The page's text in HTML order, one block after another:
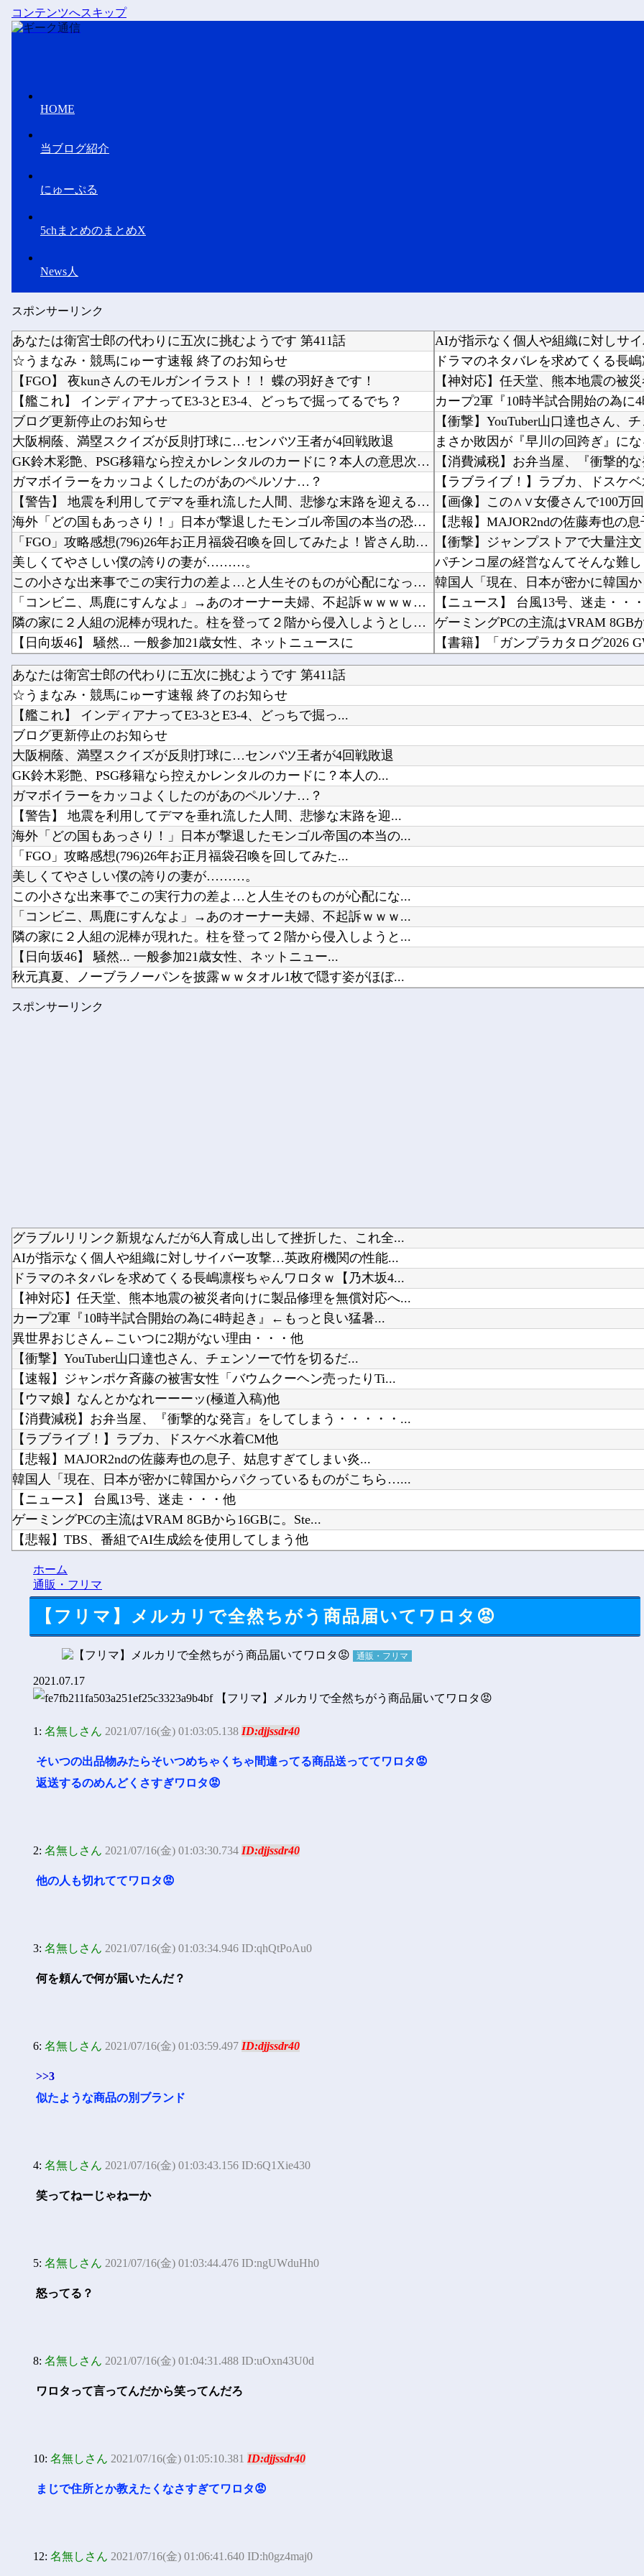
コンテンツへスキップ
HOME
当ブログ紹介
にゅーぷる
5chまとめのまとめX
News人
スポンサーリンク
あなたは衛宮士郎の代わりに五次に挑むようです 第411話
☆うまなみ・競馬にゅーす速報 終了のお知らせ
【FGO】 夜kunさんのモルガンイラスト！！ 蝶の羽好きです！
【艦これ】 インディアナってE3-3とE3-4、どっちで掘ってるでち？
ブログ更新停止のお知らせ
大阪桐蔭、満塁スクイズが反則打球に…センバツ王者が4回戦敗退
GK鈴木彩艶、PSG移籍なら控えかレンタルのカードに？本人の意思次第か…ユーヴェは自ら投じ...
ガマボイラーをカッコよくしたのがあのペルソナ…？
【警告】 地震を利用してデマを垂れ流した人間、悲惨な末路を迎える…
海外「どの国もあっさり！」日本が撃退したモンゴル帝国の本当の恐ろしさに海外が大騒ぎ
「FGO」攻略感想(796)26年お正月福袋召喚を回してみたよ！皆さん助言サンクス！大体予...
美しくてやさしい僕の誇りの妻が………。
この小さな出来事でこの実行力の差よ…と人生そのものが心配になってしまう
「コンビニ、馬鹿にすんなよ」→あのオーナー夫婦、不起訴ｗｗｗｗｗｗｗｗｗ
隣の家に２人組の泥棒が現れた。柱を登って２階から侵入しようとしている。真昼間から大胆な犯行...
【日向坂46】 騒然... 一般参加21歳女性、ネットニュースに
秋元真夏、ノーブラノーパンを披露ｗｗタオル1枚で隠す姿がほぼA●女優・・
【悲報】 Z世代「なんでセルフレジなのに自分で商品通さないといけないんだ」
【VTuber】 千羽師匠、Grokに自分の気持ち悪いツイート聞くやつやってるのかなって思...
Powered by livedoor 相互RSS
ドラマのネタバレを求めてくる長
まさか敗因が『早川の回跨ぎ』に
【消費減税】お弁当屋、『衝撃的
【ラブライブ！】ラブカ、ドスケ
【画像】この∧∨女優さんで100万
【悲報】MAJOR2ndの佐藤寿也の
【ニュース】 台風13号、迷走・・
【書籍】「ガンプラカタログ2026
マジでものが捨てられないオタク
【悲報】TBS、番組でAI生成絵を
【にじさんじ】間違いなく過去最
まだ墓石があるだけマシと見るべ
「ドカ食いダイスキ！もちづきさ
あなたは衛宮士郎の代わりに五次に挑むようです 第411話
☆うまなみ・競馬にゅーす速報 終了のお知らせ
【艦これ】 インディアナってE3-3とE3-4、どっちで掘っ...
ブログ更新停止のお知らせ
大阪桐蔭、満塁スクイズが反則打球に…センバツ王者が4回戦敗退
GK鈴木彩艶、PSG移籍なら控えかレンタルのカードに？本人の...
ガマボイラーをカッコよくしたのがあのペルソナ…？
【警告】 地震を利用してデマを垂れ流した人間、悲惨な末路を迎...
海外「どの国もあっさり！」日本が撃退したモンゴル帝国の本当の...
「FGO」攻略感想(796)26年お正月福袋召喚を回してみた...
美しくてやさしい僕の誇りの妻が………。
この小さな出来事でこの実行力の差よ…と人生そのものが心配にな...
「コンビニ、馬鹿にすんなよ」→あのオーナー夫婦、不起訴ｗｗｗ...
隣の家に２人組の泥棒が現れた。柱を登って２階から侵入しようと...
【日向坂46】 騒然... 一般参加21歳女性、ネットニュー...
秋元真夏、ノーブラノーパンを披露ｗｗタオル1枚で隠す姿がほぼ...
【VTuber】 千羽師匠、Grokに自分の気持ち悪いツイー...
スポンサーリンク
グラブルリリンク新規なんだが6人育成し出して挫折した、これ全...
AIが指示なく個人や組織に対しサイバー攻撃…英政府機関の性能...
ドラマのネタバレを求めてくる長嶋凛桜ちゃんワロタｗ【乃木坂4...
【神対応】任天堂、熊本地震の被災者向けに製品修理を無償対応へ...
カープ2軍『10時半試合開始の為に4時起き』←もっと良い猛暑...
異世界おじさん←こいつに2期がない理由・・・他
【衝撃】YouTuber山口達也さん、チェンソーで竹を切るだ...
【速報】ジャンポケ斉藤の被害女性「バウムクーヘン売ったりTi...
【ウマ娘】なんとかなれーーーッ(極道入稿)他
【消費減税】お弁当屋、『衝撃的な発言』をしてしまう・・・・・...
【ラブライブ！】ラブカ、ドスケベ水着CM他
【悲報】MAJOR2ndの佐藤寿也の息子、姑息すぎてしまい炎...
韓国人「現在、日本が密かに韓国からパクっているものがこちら…...
【ニュース】 台風13号、迷走・・・他
ゲーミングPCの主流はVRAM 8GBから16GBに。Ste...
【悲報】TBS、番組でAI生成絵を使用してしまう他
まだ墓石があるだけマシと見るべきか。今はもう合葬墓ばかり他
ホーム
通販・フリマ
【フリマ】メルカリで全然ちがう商品届いてワロタ😡
通販・フリマ
2021.07.17
1: 名無しさん 2021/07/16(金) 01:03:05.138 ID:djjssdr40
そいつの出品物みたらそいつめちゃくちゃ間違ってる商品送っててワロタ😡
返送するのめんどくさすぎワロタ😡
2: 名無しさん 2021/07/16(金) 01:03:30.734 ID:djjssdr40
他の人も切れててワロタ😡
3: 名無しさん 2021/07/16(金) 01:03:34.946 ID:qhQtPoAu0
何を頼んで何が届いたんだ？
6: 名無しさん 2021/07/16(金) 01:03:59.497 ID:djjssdr40
>>3
似たような商品の別ブランド
4: 名無しさん 2021/07/16(金) 01:03:43.156 ID:6Q1Xie430
笑ってねーじゃねーか
5: 名無しさん 2021/07/16(金) 01:03:44.476 ID:ngUWduHh0
怒ってる？
8: 名無しさん 2021/07/16(金) 01:04:31.488 ID:uOxn43U0d
ワロタって言ってんだから笑ってんだろ
10: 名無しさん 2021/07/16(金) 01:05:10.381 ID:djjssdr40
まじで住所とか教えたくなさすぎてワロタ😡
12: 名無しさん 2021/07/16(金) 01:06:41.640 ID:h0gz4maj0